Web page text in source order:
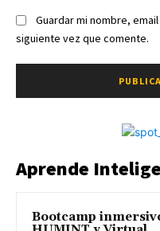
Guardar mi nombre,
siguiente vez que comente.
Aprende
Bootcamp